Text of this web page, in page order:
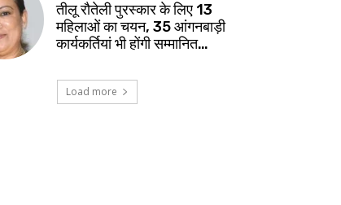
तीलू रौतेली पुरस्कार के लिए 13
महिलाओं का चयन, 35 आंगनबाड़ी
कार्यकर्तियां भी होंगी सम्मानित…
Load more